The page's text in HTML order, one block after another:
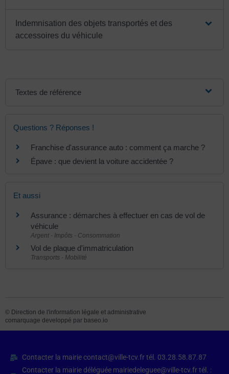
Indemnisation des objets transportés et des
accessoires du véhicule
Textes de référence
Questions ? Réponses !
Franchise d'assurance auto : comment ça marche ?
Épave : que devient la voiture accidentée ?
Et aussi
Assurance : démarches à effectuer en cas de vol de
véhicule
Argent - Impôts - Consommation
Vol de plaque d'immatriculation
Transports - Mobilité
© Direction de l'information légale et administrative
comarquage developpé par baseo.io
Contacter la mairie contact@ville-tcv.fr tél. 03.28.58.87.87
Contacter la mairie déléguée mairiedeleguee@ville-tcv.fr tél. :